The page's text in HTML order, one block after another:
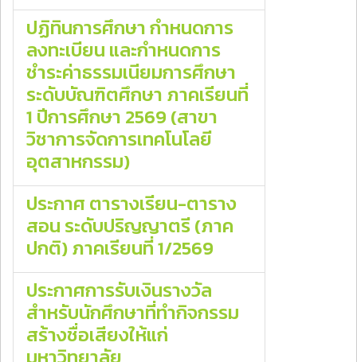
ปฏิทินการศึกษา กำหนดการ
ลงทะเบียน และกำหนดการ
ชำระค่าธรรมเนียมการศึกษา
ระดับบัณฑิตศึกษา ภาคเรียนที่
1 ปีการศึกษา 2569 (สาขา
วิชาการจัดการเทคโนโลยี
อุตสาหกรรม)
ประกาศ ตารางเรียน-ตาราง
สอน ระดับปริญญาตรี (ภาค
ปกติ) ภาคเรียนที่ 1/2569
ประกาศการรับเงินรางวัล
สำหรับนักศึกษาที่ทำกิจกรรม
สร้างชื่อเสียงให้แก่